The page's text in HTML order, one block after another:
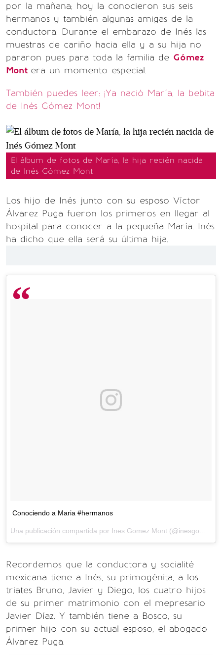
por la mañana; hoy la conocieron sus seis
hermanos y también algunas amigas de la
conductora. Durante el embarazo de Inés las
muestras de cariño hacia ella y a su hija no
pararon pues para toda la familia de Gómez
Mont era un momento especial.
También puedes leer: ¡Ya nació María, la bebita
de Inés Gómez Mont!
El álbum de fotos de María, la hija recién nacida
de Inés Gómez Mont
Los hijo de Inés junto con su esposo Víctor
Álvarez Puga fueron los primeros en llegar al
hospital para conocer a la pequeña María. Inés
ha dicho que ella será su última hija.
Conociendo a Maria #hermanos
Una publicación compartida por Ines Gomez Mont (@inesgomezmont) el
Recordemos que la conductora y socialité
mexicana tiene a Inés, su primogénita, a los
triates Bruno, Javier y Diego, los cuatro hijos
de su primer matrimonio con el mepresario
Javier Díaz. Y también tiene a Bosco, su
primer hijo con su actual esposo, el abogado
Álvarez Puga.